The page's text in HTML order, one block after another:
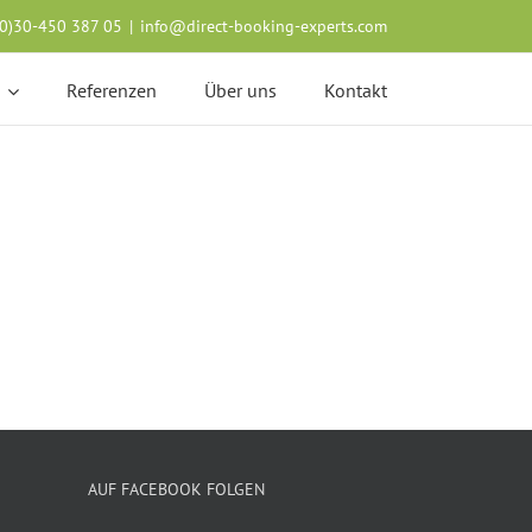
450 387 05 | info@direct-booking-experts.com
Referenzen Über uns Kontakt
AUF FACEBOOK FOLGEN